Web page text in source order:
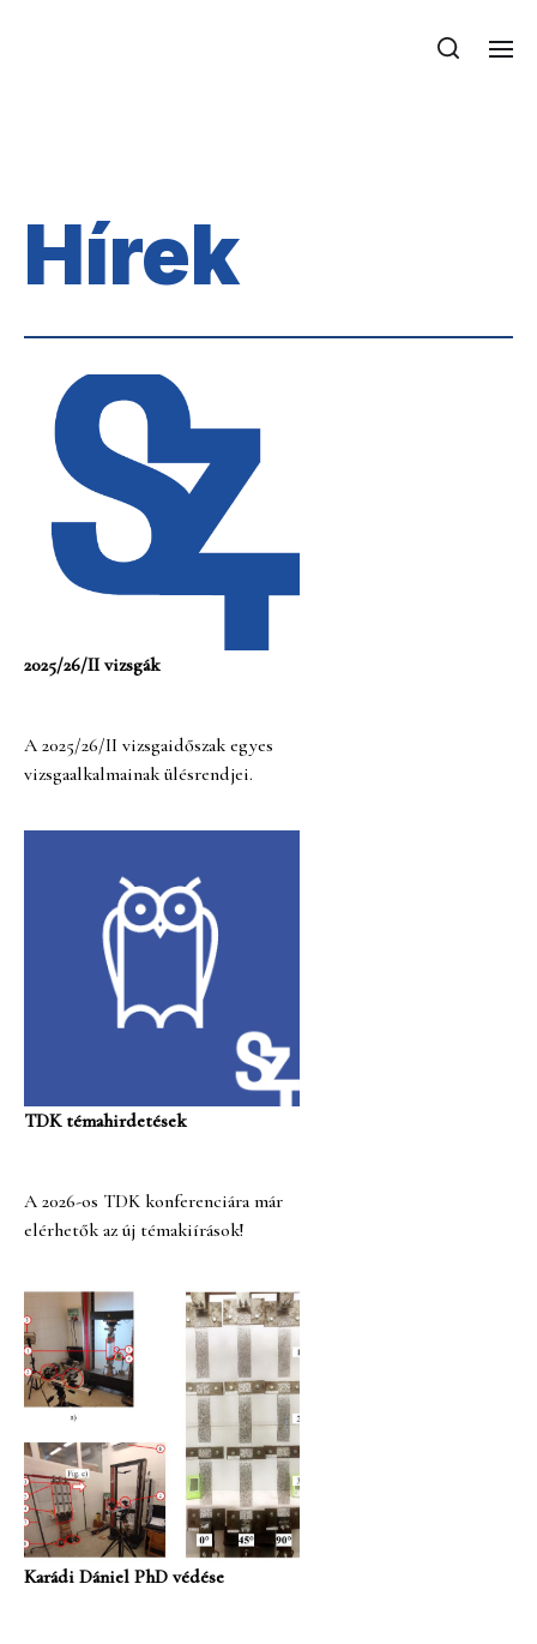
Hírek
2025/26/II vizsgák
A 2025/26/II vizsgaidőszak egyes
vizsgaalkalmainak ülésrendjei.
TDK témahirdetések
A 2026-os TDK konferenciára már
elérhetők az új témakiírások!
Karádi Dániel PhD védése